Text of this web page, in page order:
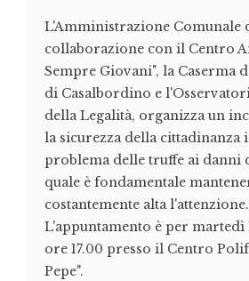
L'Amministrazione Comunale
collaborazione con il Centro
Sempre Giovani", la Caserma
di Casalbordino e
della Legalità, organizza un
la sicurezza della cittadinanza
problema delle truffe ai danni
quale è fondamentale
costantemente alta l'attenzione.
L'appuntamento è per martedì
ore 17.00 presso il Centro
Pepe".